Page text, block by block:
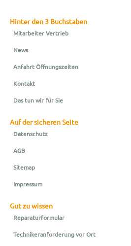
Hinter den 3 Buchstaben
Mitarbeiter Vertrieb
News
Anfahrt Öffnungszeiten
Kontakt
Das tun wir für Sie
Auf der sicheren Seite
Datenschutz
AGB
Sitemap
Impressum
Gut zu wissen
Reparaturformular
Technikeranforderung vor Ort